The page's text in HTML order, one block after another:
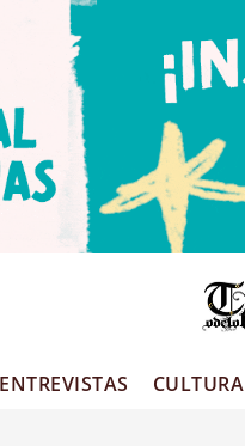
ENTREVISTAS CULTURA